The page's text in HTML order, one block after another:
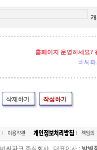
홈페이지 운영하세요?
비씨
삭제하기 작성하기
비씨파크 주식회사, 대표이사 : 박병